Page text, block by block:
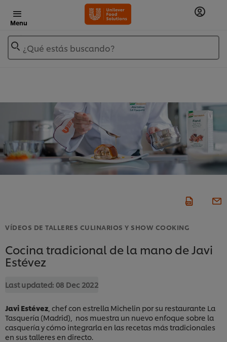
Menu
¿Qué estás buscando?
VÍDEOS DE TALLERES CULINARIOS Y SHOW COOKING
Cocina tradicional de la mano de Javi
Estévez
Last updated: 08 Dec 2022
Javi Estévez , chef con estrella Michelin por su restaurante La
Tasquería (Madrid), nos muestra un nuevo enfoque sobre la
casquería y cómo integrarla en las recetas más tradicionales
en sus talleres en directo.